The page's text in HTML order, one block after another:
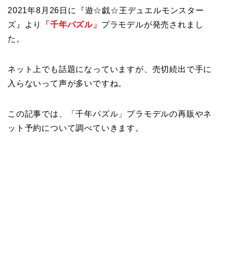
2021年8月26日に『遊☆戯☆王デュエルモンスター
ズ』より
「千年パズル」 プラモデルが発売されまし
た。
ネット上でも話題になっていますが、売切続出で手に
入らないって声が多いですね。
この記事では、「千年パズル」プラモデルの再販やネ
ット予約について調べていきます。